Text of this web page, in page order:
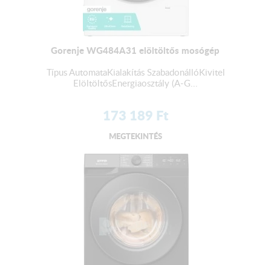
Gorenje WG484A31 elöltöltős mosógép
Típus AutomataKialakítás SzabadonállóKivitel
ElöltöltősEnergiaosztály (A-G...
173 189 Ft
MEGTEKINTÉS